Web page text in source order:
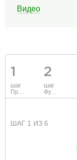
Видео
1
шаг
Проект
2
шаг
Фундамент
ШАГ 1 ИЗ 6